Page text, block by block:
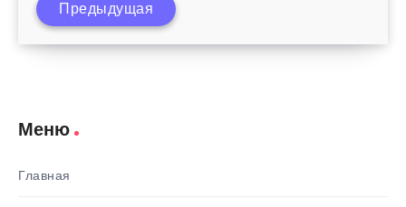
Как воспитать воспитанного ребенка
Предыдущая
Меню
Главная